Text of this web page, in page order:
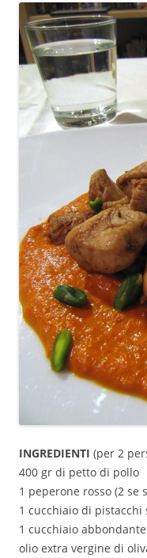
INGREDIENTI (per 2
400 gr di petto di pollo
1 peperone rosso (2 se
1 cucchiaio di pistacchi
1 cucchiaio
olio extra vergine di